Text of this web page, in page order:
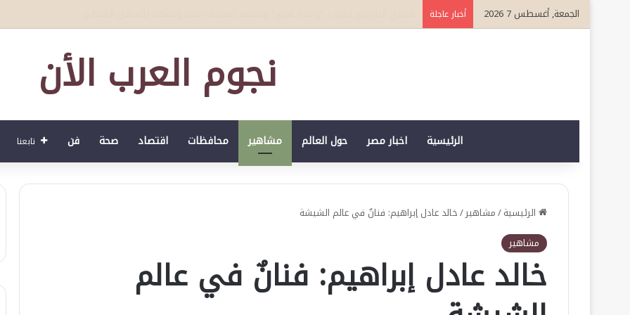
الجمعة, أغسطس 7 2026 أخبار عاجلة
نجوم العرب الأن
الرئيسية اخبار مصر حول العالم مشاهير محافظات اقتصاد صحة فن تابعنا
الرئيسية/مشاهير/خالد عادل إبراهيم: فنانٌ في عالم الشيشة
مشاهير
خالد عادل إبراهيم: فنانٌ في عالم